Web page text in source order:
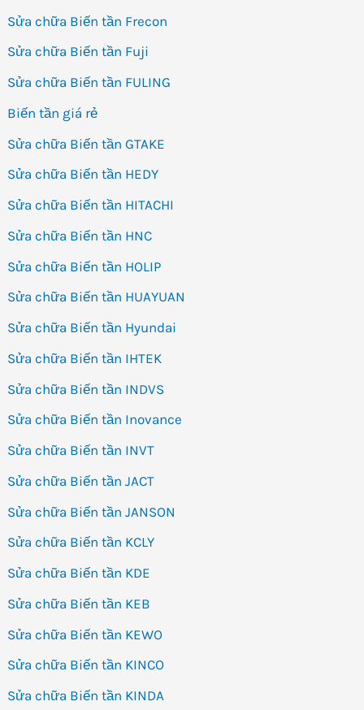
Sửa chữa Biến tần Frecon
Sửa chữa Biến tần Fuji
Sửa chữa Biến tần FULING
Biến tần giá rẻ
Sửa chữa Biến tần GTAKE
Sửa chữa Biến tần HEDY
Sửa chữa Biến tần HITACHI
Sửa chữa Biến tần HNC
Sửa chữa Biến tần HOLIP
Sửa chữa Biến tần HUAYUAN
Sửa chữa Biến tần Hyundai
Sửa chữa Biến tần IHTEK
Sửa chữa Biến tần INDVS
Sửa chữa Biến tần Inovance
Sửa chữa Biến tần INVT
Sửa chữa Biến tần JACT
Sửa chữa Biến tần JANSON
Sửa chữa Biến tần KCLY
Sửa chữa Biến tần KDE
Sửa chữa Biến tần KEB
Sửa chữa Biến tần KEWO
Sửa chữa Biến tần KINCO
Sửa chữa Biến tần KINDA